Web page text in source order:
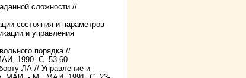
сложности //
состояния и параметров
и управления
порядка //
1990. С. 53-60.
ЛА // Управление и